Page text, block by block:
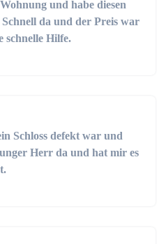
und habe diesen
Schnell da und der Preis war
schnelle Hilfe.
Schloss defekt war und
Herr da und hat mir es